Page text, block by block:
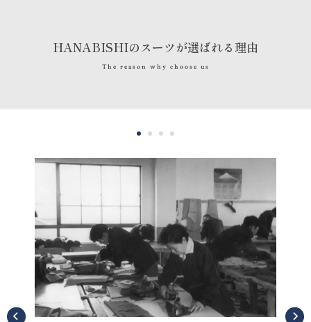
HANABISHIのスーツが選ばれる理由
The reason why choose us